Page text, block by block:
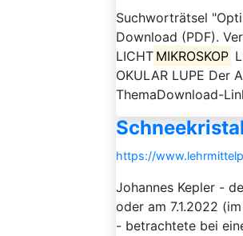
Suchworträtsel
Download (PDF).
LICHT MIKROSKOP
OKULAR LUPE Der
ThemaDownload-
https://
Johannes Kepler -
oder am 7.1.2022
- betrachtete bei